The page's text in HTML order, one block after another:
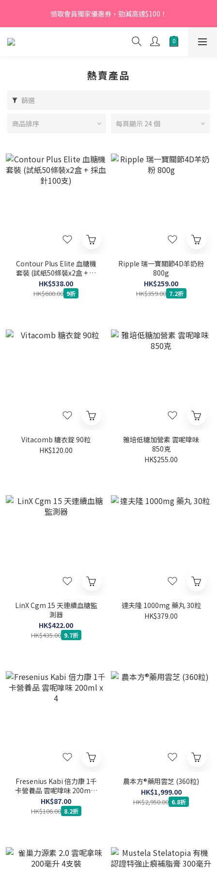
【新會員】即日起至2026月12月31日，首次下單輸入優惠碼
「NEW95」即可享95折
領取會員獨家優惠券，勁減高達$100！
【新會員】即日起至2026月12月31日，首次下單輸入優惠碼
「NEW95」即可享95折
熱賣產品
篩選
商品排序 每頁顯示 24 個
Contour Plus Elite 血糖機
套裝 (試紙50條裝x2盒 + 採
血針100支)
HK$538.00
HK$600.00 9折
Ripple 瑞一寶關節4D羊奶粉
800g
HK$259.00
HK$359.00 7.2折
Vitacomb 糖衣錠 90粒
HK$120.00
雅培低糖加營素 雲呢嗱味
850克
HK$255.00
LinX Cgm 15 天連續血糖監
測器
HK$422.00
HK$435.00 9.7折
達夫隆 1000mg 藥丸 30粒
HK$379.00
Fresenius Kabi 倍力康 1千
卡營養品 雲呢嗱味 200ml x
4
HK$87.00
HK$106.00 8.2折
農本方®藥用雲芝 (360粒)
HK$1,999.00
HK$2,950.00 6.8折